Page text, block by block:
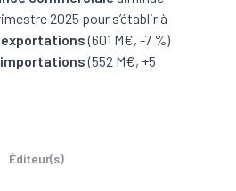
2025 pour s’établir à
exportations(601 M€, -7 %)
importations(552 M€, +5
Éditeur(s)